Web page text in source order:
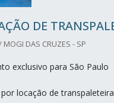
DE
MOGI DAS CRUZES - SP
exclusivo para São Paulo
locação de